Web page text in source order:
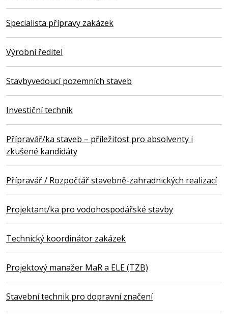
Specialista přípravy zakázek
Výrobní ředitel
Stavbyvedoucí pozemních staveb
Investiční technik
Přípravář/ka staveb – příležitost pro absolventy i
zkušené kandidáty
Přípravář / Rozpočtář stavebně-zahradnických realizací
Projektant/ka pro vodohospodářské stavby
Technický koordinátor zakázek
Projektový manažer MaR a ELE (TZB)
Stavební technik pro dopravní značení